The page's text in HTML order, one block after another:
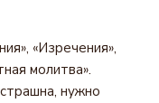
«Изречения»,
молитва».
нужно